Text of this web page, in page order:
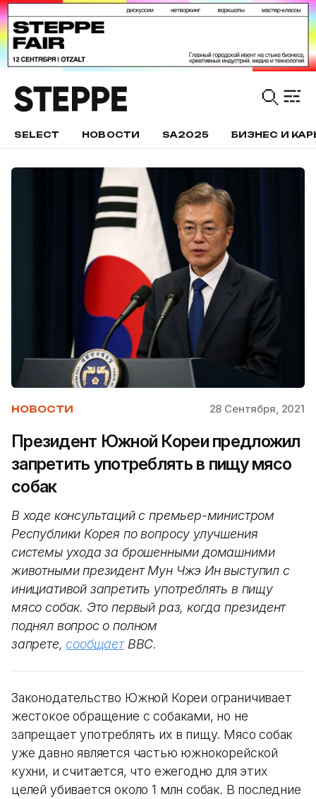
SELECT НОВОСТИ SA2025 БИЗНЕС И
НОВОСТИ 28 Сентября, 2021
Президент Южной Кореи предложил
запретить употреблять в пищу мясо
собак
В ходе консультаций с премьер-министром
Республики Корея по вопросу улучшения
системы ухода за брошенными домашними
животными президент Мун Чжэ Ин выступил с
инициативой запретить употреблять в пищу
мясо собак. Это первый раз, когда президент
поднял вопрос о полном
запрете,сообщаетBBC.
Законодательство Южной Кореи ограничивает
жестокое обращение с собаками, но не
запрещает употреблять их в пищу. Мясо собак
уже давно является частью южнокорейской
кухни, и считается, что ежегодно для этих
целей убивается около 1 млн собак. В последние